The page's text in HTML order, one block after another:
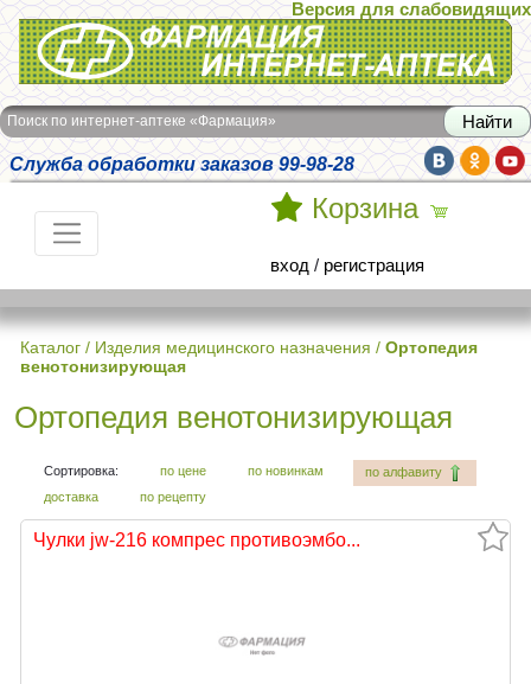
Интернет-аптека Фармация
Версия для слабовидящих
Поиск по интернет-аптеке «Фармация»
Служба обработки заказов 99-98-28
Корзина
вход / регистрация
Каталог / Изделия медицинского назначения / Ортопедия
венотонизирующая
Ортопедия венотонизирующая
Сортировка: по цене по новинкам
по алфавиту
доставка
по рецепту
Чулки jw-216 компрес противоэмбо...